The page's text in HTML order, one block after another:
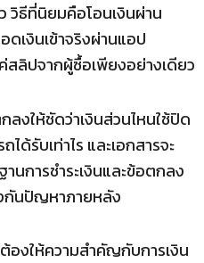
วิธีที่นิยมคือโอนเงินผ่าน
เงินเข้าจริงผ่านแอป
สลิปจากผู้ซื้อเพียงอย่างเดียว
งให้ชัดว่าเงินส่วนไหนใช้ปิด
ด้รับเท่าไร และเอกสารจะ
นการชำระเงินและข้อตกลง
กันปัญหาภายหลัง
งให้ความสำคัญกับการเงิน